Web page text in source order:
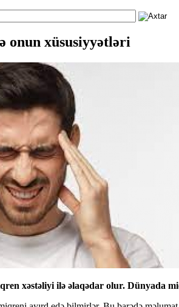
onun xüsusiyyətləri
xəstəliyi ilə əlaqədar olur. Dünyada